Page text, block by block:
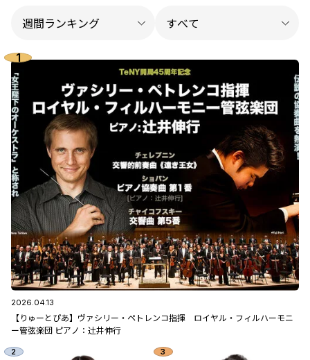
2026.04.13
【りゅーとぴあ】ヴァシリー・ペトレンコ指揮 ロイヤル・フィルハーモニ
ー管弦楽団 ピアノ：辻󠄀井伸行